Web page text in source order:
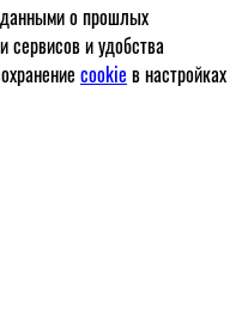
о прошлых
сервисов и удобства
cookie в настройках